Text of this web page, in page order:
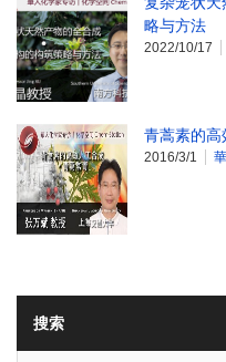
略与方法
2022/10/17
青蒿素的
2016/3/1
搜索